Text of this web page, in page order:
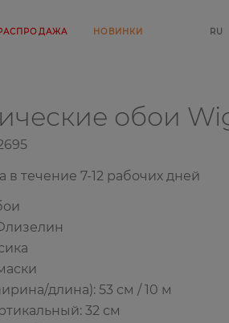
НОВИНКИ RU
обои
в течение 7-12 рабочих дней
длина): 53 см / 10 м
32 см